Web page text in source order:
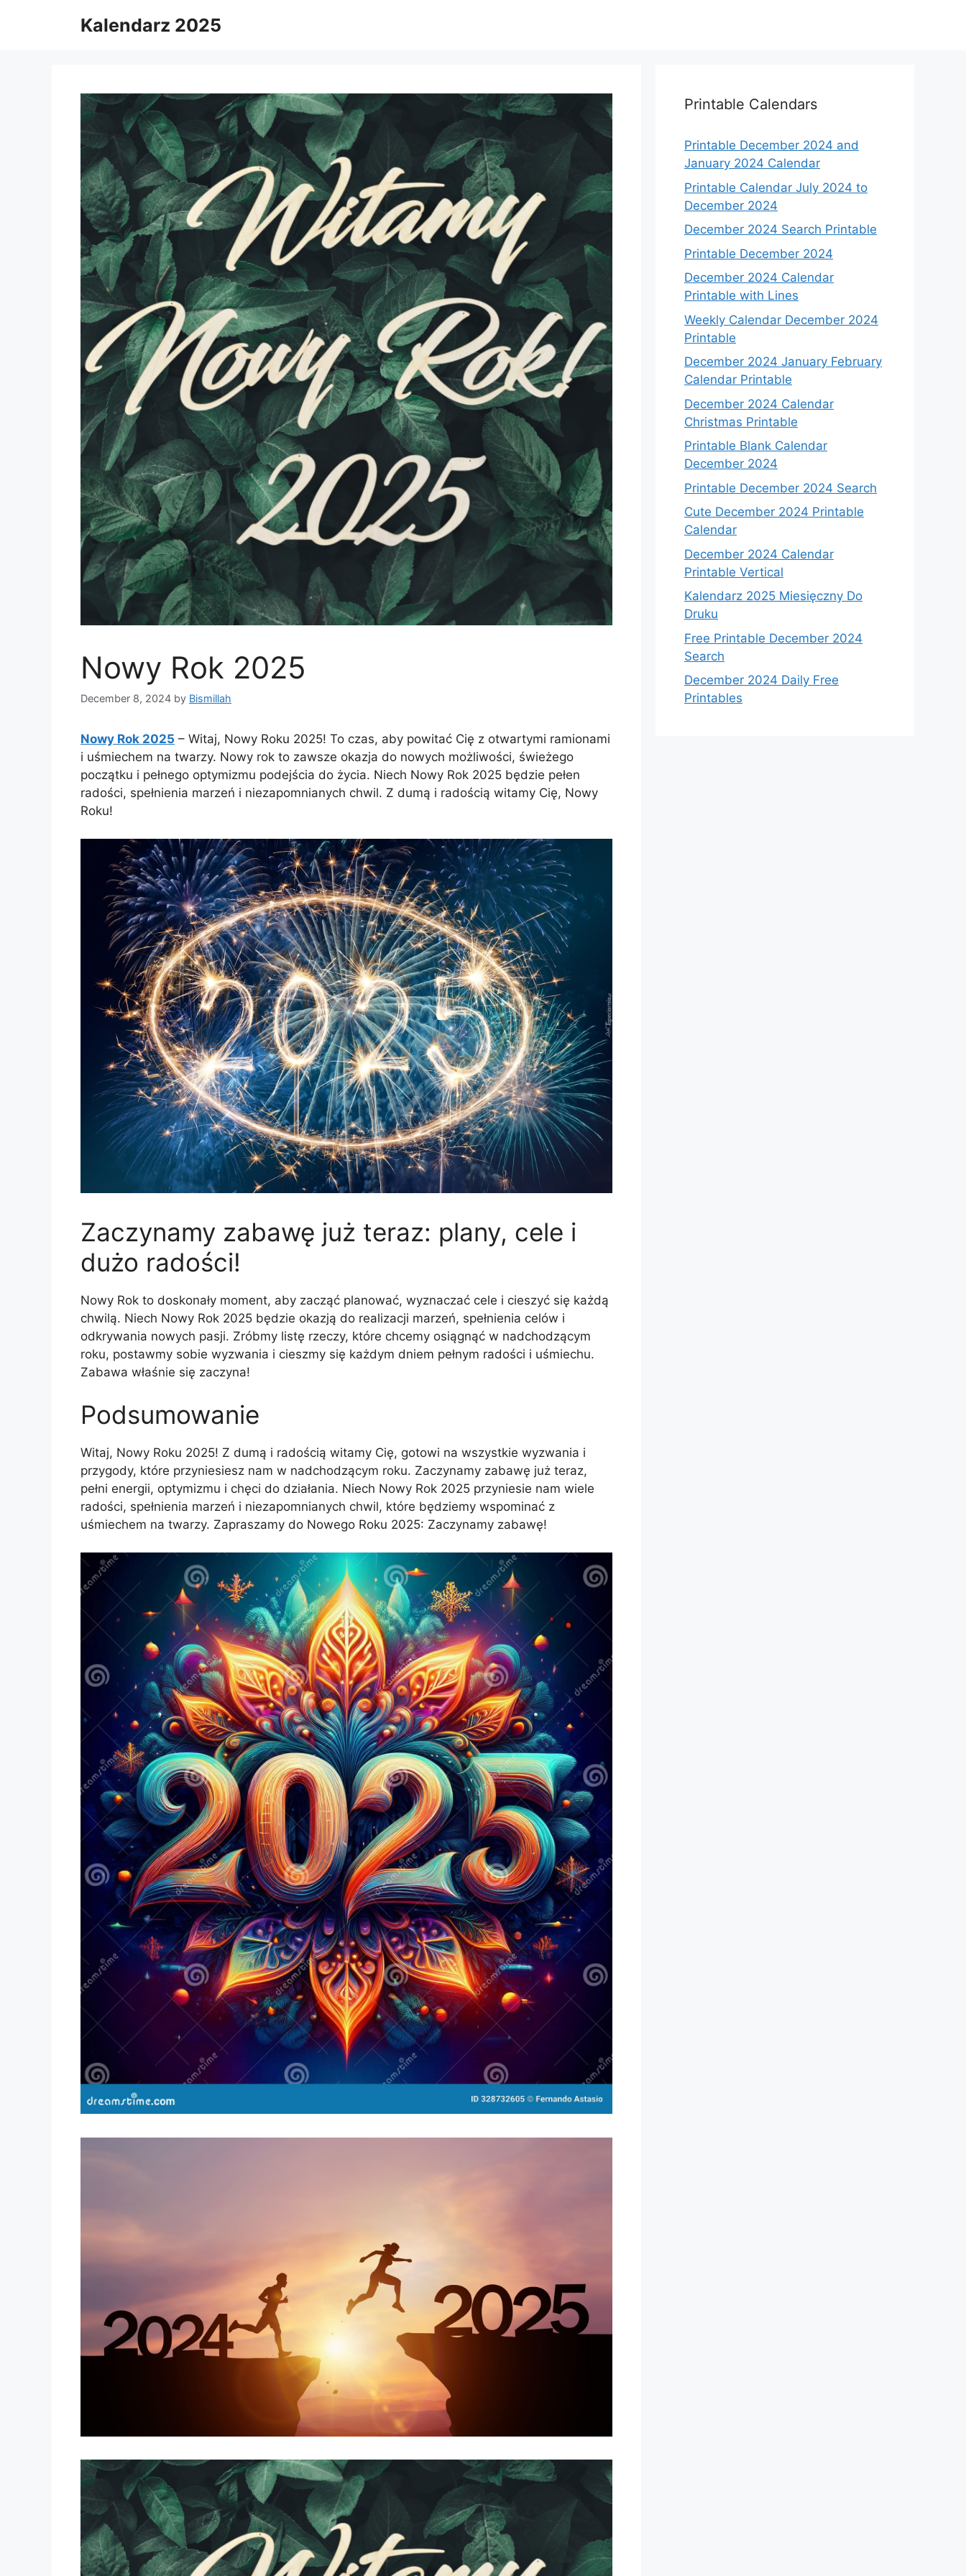
Kalendarz 2025
Nowy Rok 2025
December 8, 2024 by Bismillah
Nowy Rok 2025 – Witaj, Nowy Roku 2025! To czas, aby powitać Cię z otwartymi ramionami
i uśmiechem na twarzy. Nowy rok to zawsze okazja do nowych możliwości, świeżego
początku i pełnego optymizmu podejścia do życia. Niech Nowy Rok 2025 będzie pełen
radości, spełnienia marzeń i niezapomnianych chwil. Z dumą i radością witamy Cię, Nowy
Roku!
Zaczynamy zabawę już teraz: plany, cele i
dużo radości!
Nowy Rok to doskonały moment, aby zacząć planować, wyznaczać cele i cieszyć się każdą
chwilą. Niech Nowy Rok 2025 będzie okazją do realizacji marzeń, spełnienia celów i
odkrywania nowych pasji. Zróbmy listę rzeczy, które chcemy osiągnąć w nadchodzącym
roku, postawmy sobie wyzwania i cieszmy się każdym dniem pełnym radości i uśmiechu.
Zabawa właśnie się zaczyna!
Podsumowanie
Witaj, Nowy Roku 2025! Z dumą i radością witamy Cię, gotowi na wszystkie wyzwania i
przygody, które przyniesiesz nam w nadchodzącym roku. Zaczynamy zabawę już teraz,
pełni energii, optymizmu i chęci do działania. Niech Nowy Rok 2025 przyniesie nam wiele
radości, spełnienia marzeń i niezapomnianych chwil, które będziemy wspominać z
uśmiechem na twarzy. Zapraszamy do Nowego Roku 2025: Zaczynamy zabawę!
Printable Calendars
Printable December 2024 and
January 2024 Calendar
Printable Calendar July 2024 to
December 2024
December 2024 Search Printable
Printable December 2024
December 2024 Calendar
Printable with Lines
Weekly Calendar December 2024
Printable
December 2024 January February
Calendar Printable
December 2024 Calendar
Christmas Printable
Printable Blank Calendar
December 2024
Printable December 2024 Search
Cute December 2024 Printable
Calendar
December 2024 Calendar
Printable Vertical
Kalendarz 2025 Miesięczny Do
Druku
Free Printable December 2024
Search
December 2024 Daily Free
Printables